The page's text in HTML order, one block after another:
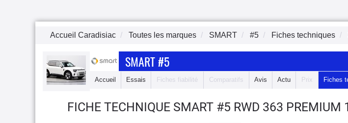
Accueil Caradisiac Toutes les marques SMART #5 Fiches techniques
SMART #5
Accueil Essais Fiches fiabilité Comparatifs Avis Actu Prix Fiches
FICHE TECHNIQUE SMART #5 RWD 363 PREMIUM